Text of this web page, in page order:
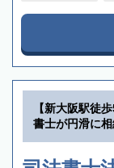
【新大阪駅徒
書士が円滑に